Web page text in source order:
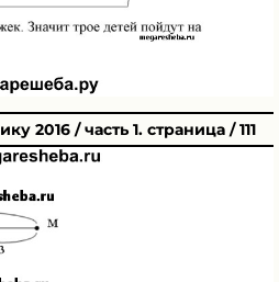
2016 / часть 1. страница / 111